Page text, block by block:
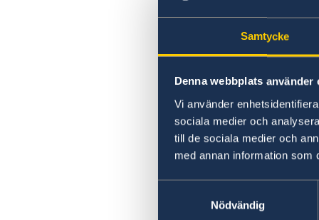
Samtycke
Denna webbplats använder
Vi använder
sociala medier och
till de sociala medier och
med annan information som
Nödvändig